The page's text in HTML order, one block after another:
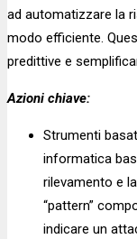
ad automatizzare la
modo efficiente.
predittive e
Azioni chiave:
Strumenti
informatica
rilevamento e
“pattern”
indicare un